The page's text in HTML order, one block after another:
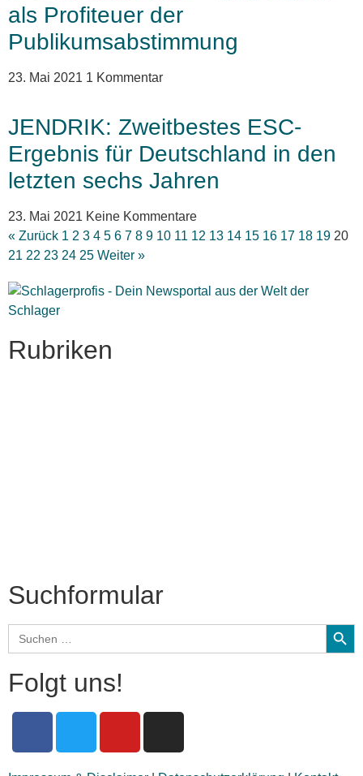
als Profiteuer der
Publikumsabstimmung
23. Mai 2021 1 Kommentar
JENDRIK: Zweitbestes ESC-
Ergebnis für Deutschland in den
letzten sechs Jahren
23. Mai 2021 Keine Kommentare
« Zurück 1 2 3 4 5 6 7 8 9 10 11 12 13 14 15 16 17 18 19 20
21 22 23 24 25 Weiter »
Rubriken
Suchformular
Search
for:
Folgt uns!